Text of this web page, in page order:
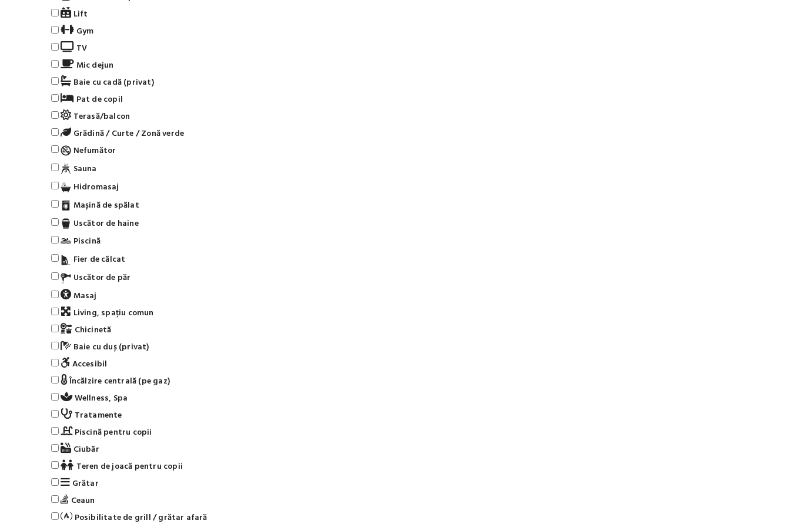
Lift
Gym
TV
Mic dejun
Baie cu cadă (privat)
Pat de copil
Terasă/balcon
Grădină / Curte / Zonă verde
Nefumător
Sauna
Hidromasaj
Mașină de spălat
Uscător de haine
Piscină
Fier de călcat
Uscător de păr
Masaj
Living, spațiu comun
Chicinetă
Baie cu duș (privat)
Accesibil
Încălzire centrală (pe gaz)
Wellness, Spa
Tratamente
Piscină pentru copii
Ciubăr
Teren de joacă pentru copii
Grătar
Ceaun
Posibilitate de grill / grătar afară